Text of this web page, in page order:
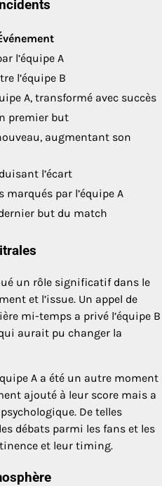
l’équipe A
l’équipe B
A, transformé avec succès
premier but
augmentant son
l’écart
marqués par l’équipe A
but du match
un rôle significatif dans le
et l’issue. Un appel de
mi-temps a privé l’équipe B
aurait pu changer la
A a été un autre moment
ajouté à leur score mais a
De telles
débats parmi les fans et les
et leur timing.